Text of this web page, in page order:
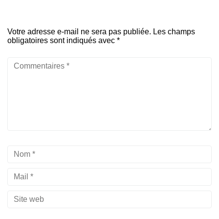
Votre adresse e-mail ne sera pas publiée. Les champs
obligatoires sont indiqués avec *